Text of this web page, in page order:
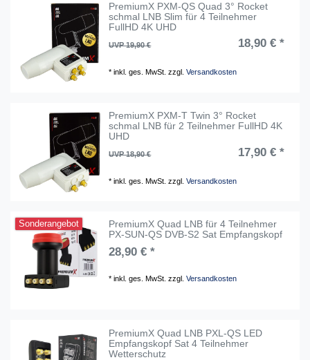
PremiumX PXM-QS Quad 3° Rocket
schmal LNB Slim für 4 Teilnehmer
FullHD 4K UHD
UVP 19,90 € 18,90 € *
*inkl. ges. MwSt. zzgl.Versandkosten
PremiumX PXM-T Twin 3° Rocket
schmal LNB für 2 Teilnehmer FullHD 4K
UHD
UVP 18,90 € 17,90 € *
*inkl. ges. MwSt. zzgl.Versandkosten
Sonderangebot
PremiumX Quad LNB für 4 Teilnehmer
PX-SUN-QS DVB-S2 Sat Empfangskopf
28,90 € *
*inkl. ges. MwSt. zzgl.Versandkosten
PremiumX Quad LNB PXL-QS LED
Empfangskopf Sat 4 Teilnehmer
Wetterschutz